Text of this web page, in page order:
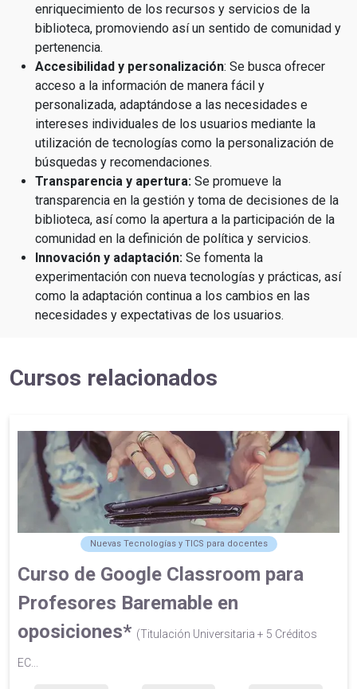
enriquecimiento de los recursos y servicios de la
biblioteca, promoviendo así un sentido de comunidad y
pertenencia.
Accesibilidad y personalización: Se busca ofrecer
acceso a la información de manera fácil y
personalizada, adaptándose a las necesidades e
intereses individuales de los usuarios mediante la
utilización de tecnologías como la personalización de
búsquedas y recomendaciones.
Transparencia y apertura: Se promueve la
transparencia en la gestión y toma de decisiones de la
biblioteca, así como la apertura a la participación de la
comunidad en la definición de política y servicios.
Innovación y adaptación: Se fomenta la
experimentación con nueva tecnologías y prácticas, así
como la adaptación continua a los cambios en las
necesidades y expectativas de los usuarios.
Cursos relacionados
Nuevas Tecnologías y TICS para docentes
Curso de Google Classroom para
Profesores Baremable en
oposiciones* (Titulación Universitaria + 5 Créditos
EC...